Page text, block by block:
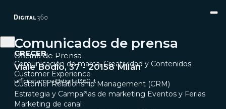
CRECER
Comunicación de marca, Creatividad y Contenidos
Customer Experience
Customer Relationship Management (CRM)
Estrategia y Campañas de marketing Eventos y Ferias
Marketing de canal
Comunicados de prensa
Oficina de Prensa
Viale Bodio, 37 - 20158 Milán
ufficiostampa@digital360.it